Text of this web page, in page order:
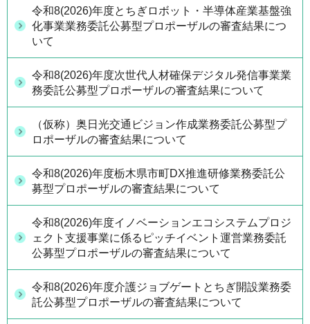
令和8(2026)年度とちぎロボット・半導体産業基盤強
化事業業務委託公募型プロポーザルの審査結果につ
いて
令和8(2026)年度次世代人材確保デジタル発信事業業
務委託公募型プロポーザルの審査結果について
（仮称）奥日光交通ビジョン作成業務委託公募型プ
ロポーザルの審査結果について
令和8(2026)年度栃木県市町DX推進研修業務委託公
募型プロポーザルの審査結果について
令和8(2026)年度イノベーションエコシステムプロジ
ェクト支援事業に係るピッチイベント運営業務委託
公募型プロポーザルの審査結果について
令和8(2026)年度介護ジョブゲートとちぎ開設業務委
託公募型プロポーザルの審査結果について